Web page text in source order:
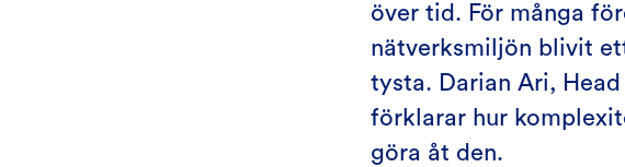
över tid. För många
nätverksmiljön blivit
tysta. Darian Ari,
förklarar hur
göra åt den.